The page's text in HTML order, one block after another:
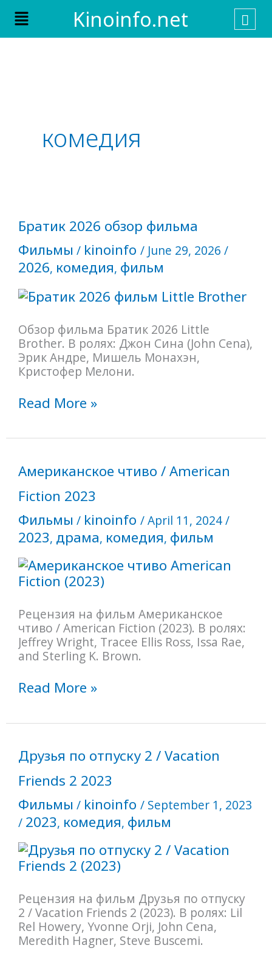
Skip
content
Kinoinfo.net
Menu
комедия
Братик 2026 обзор фильма
Фильмы / kinoinfo / June 29, 2026 /
2026, комедия, фильм
Обзор фильма Братик 2026 Little
Brother. В ролях: Джон Сина (John Cena),
Эрик Андре, Мишель Монахэн,
Кристофер Мелони.
Братик
2026
обзор
фильма
Read More »
Американское чтиво / American
Fiction 2023
Фильмы / kinoinfo /April 11, 2024/
2023, драма, комедия, фильм
Рецензия на фильм Американское
чтиво / American Fiction (2023). В ролях:
Jeffrey Wright, Tracee Ellis Ross, Issa Rae,
and Sterling K. Brown.
Американское
чтиво
/
American
Fiction
2023
Read More »
Друзья по отпуску 2 / Vacation
Friends 2 2023
Фильмы / kinoinfo / September 1, 2023
/ 2023, комедия, фильм
Рецензия на фильм Друзья по отпуску
2 / Vacation Friends 2 (2023). В ролях: Lil
Rel Howery, Yvonne Orji, John Cena,
Meredith Hagner, Steve Buscemi.
Друзья
по
отпуску
2
/
Vacation
Friends
2
2023